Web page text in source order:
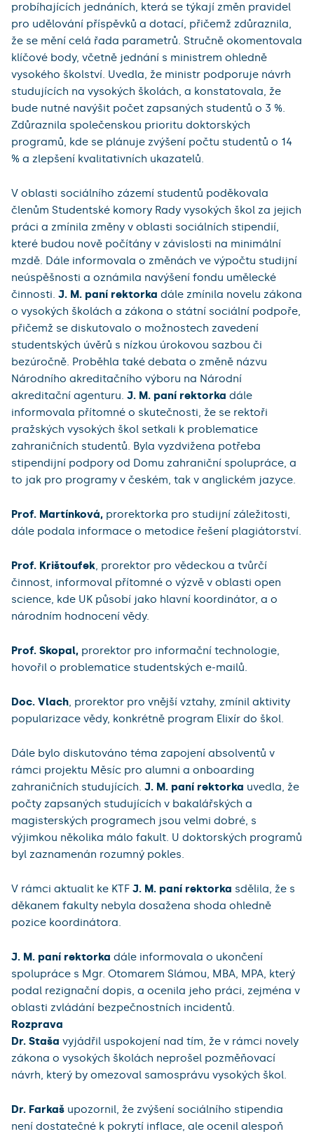
probíhajících jednáních, která se týkají změn pravidel
pro udělování příspěvků a dotací, přičemž zdůraznila,
že se mění celá řada parametrů. Stručně okomentovala
klíčové body, včetně jednání s ministrem ohledně
vysokého školství. Uvedla, že ministr podporuje návrh
studujících na vysokých školách, a konstatovala, že
bude nutné navýšit počet zapsaných studentů o 3 %.
Zdůraznila společenskou prioritu doktorských
programů, kde se plánuje zvýšení počtu studentů o 14
% a zlepšení kvalitativních ukazatelů.
V oblasti sociálního zázemí studentů poděkovala
členům Studentské komory Rady vysokých škol za jejich
práci a zmínila změny v oblasti sociálních stipendií,
které budou nově počítány v závislosti na minimální
mzdě. Dále informovala o změnách ve výpočtu studijní
neúspěšnosti a oznámila navýšení fondu umělecké
činnosti. J. M. paní rektorka dále zmínila novelu zákona
o vysokých školách a zákona o státní sociální podpoře,
přičemž se diskutovalo o možnostech zavedení
studentských úvěrů s nízkou úrokovou sazbou či
bezúročně. Proběhla také debata o změně názvu
Národního akreditačního výboru na Národní
akreditační agenturu. J. M. paní rektorka dále
informovala přítomné o skutečnosti, že se rektoři
pražských vysokých škol setkali k problematice
zahraničních studentů. Byla vyzdvižena potřeba
stipendijní podpory od Domu zahraniční spolupráce, a
to jak pro programy v českém, tak v anglickém jazyce.
Prof. Martínková, prorektorka pro studijní záležitosti,
dále podala informace o metodice řešení plagiátorství.
Prof. Krištoufek, prorektor pro vědeckou a tvůrčí
činnost, informoval přítomné o výzvě v oblasti open
science, kde UK působí jako hlavní koordinátor, a o
národním hodnocení vědy.
Prof. Skopal, prorektor pro informační technologie,
hovořil o problematice studentských e-mailů.
Doc. Vlach, prorektor pro vnější vztahy, zmínil aktivity
popularizace vědy, konkrétně program Elixír do škol.
Dále bylo diskutováno téma zapojení absolventů v
rámci projektu Měsíc pro alumni a onboarding
zahraničních studujících. J. M. paní rektorka uvedla, že
počty zapsaných studujících v bakalářských a
magisterských programech jsou velmi dobré, s
výjimkou několika málo fakult. U doktorských programů
byl zaznamenán rozumný pokles.
V rámci aktualit ke KTF J. M. paní rektorka sdělila, že s
děkanem fakulty nebyla dosažena shoda ohledně
pozice koordinátora.
J. M. paní rektorka dále informovala o ukončení
spolupráce s Mgr. Otomarem Slámou, MBA, MPA, který
podal rezignační dopis, a ocenila jeho práci, zejména v
oblasti zvládání bezpečnostních incidentů.
Rozprava
Dr. Staša vyjádřil uspokojení nad tím, že v rámci novely
zákona o vysokých školách neprošel pozměňovací
návrh, který by omezoval samosprávu vysokých škol.
Dr. Farkaš upozornil, že zvýšení sociálního stipendia
není dostatečné k pokrytí inflace, ale ocenil alespoň